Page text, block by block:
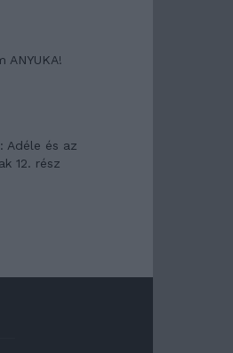
ANYUKA!
Adéle és az
12. rész